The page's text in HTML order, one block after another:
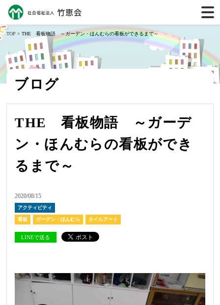
TOP > THE 看板物語 ～ガーデン・ほんむらの看板ができるまで～
ブログ
THE 看板物語 ～ガーデ
ン・ほんむらの看板ができ
るまで～
2020/08/15
アクティビティ
看板 ガーデン・ほんむら タイルアート
LINEで送る